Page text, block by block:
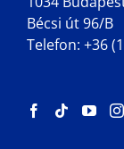
Bécsi út 96/B
Telefon: +36